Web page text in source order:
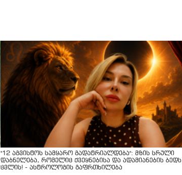
"12 აგვისტოს სამყარო გადატრიალდება": მზის სრული
დაბნელება, რომელიც ქვეყნებისა და ადამიანების ბედს
ცვლის! - ასტროლოგის გაფრთხილება